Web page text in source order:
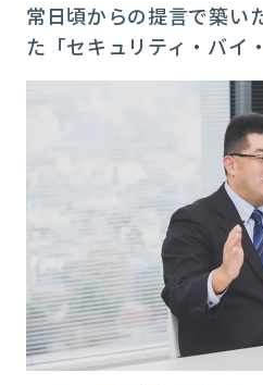
常日頃からの提言で築い
た「セキュリティ・バイ